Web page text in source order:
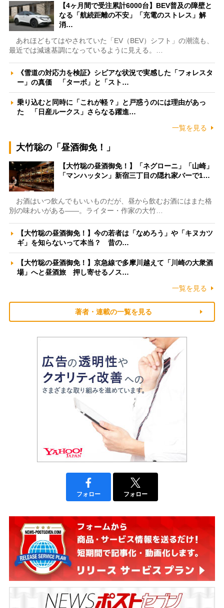
【4ヶ月間で受注累計6000台】BEV普及の障壁と
なる「航続距離の不安」「充電のストレス」解
消…
あれほどもてはやされていた「EV（BEV）シフト」の潮流も、
最近では減速基調になっているように見える。…
《雪道の対応力を検証》シビアな状況で実感した「フォレスタ
ー」の真価 「ターボ」と「スト…
乗り込むと同時に「これが軽？」と戸惑うのには理由があっ
た 「日産ルークス」さらなる躍進…
一覧を見る
大竹聡の「昼酒御免！」
【大竹聡の昼酒御免！】「ネグローニ」「山崎」
「マンハッタン」新宿三丁目の隠れ家バーで1…
お酒はいつ飲んでもいいものだが、昼から飲むお酒にはまた格
別の味わいがある――。ライター・作家の大竹…
【大竹聡の昼酒御免！】今の若者は「なめろう」や「キヌカツ
ギ」を知らないって本当？ 昔の…
【大竹聡の昼酒御免！】京急線で多摩川越えて「川崎の大衆酒
場」へと昼酒旅 押し寄せるノス…
一覧を見る
著者・連載の一覧を見る
フォロー フォロー